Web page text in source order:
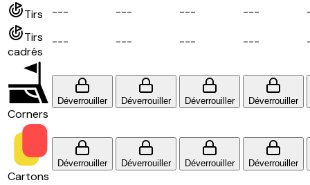
Tirs --- --- --- ---
Tirs
cadrés
--- --- --- ---
Corners
Déverrouiller Déverrouiller Déverrouiller Déverrouiller
Cartons
Déverrouiller Déverrouiller Déverrouiller Déverrouiller